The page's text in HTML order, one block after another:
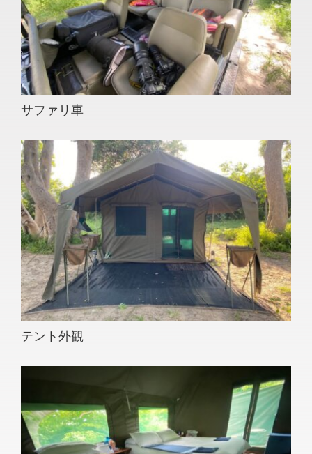
サファリ車
テント外観